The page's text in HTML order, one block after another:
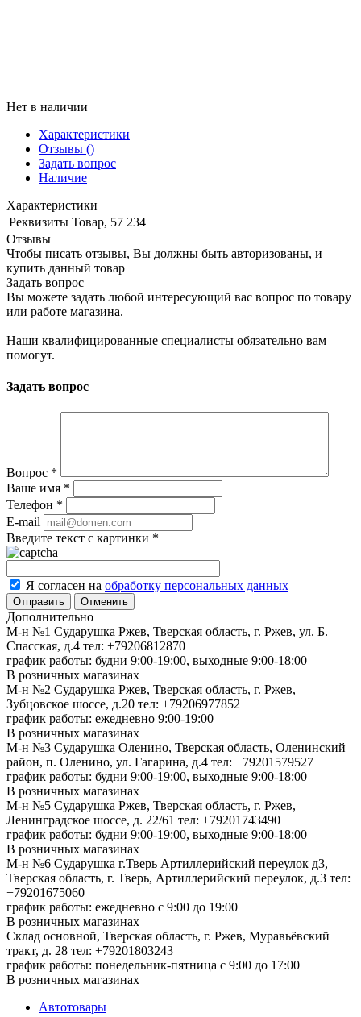
Нет в наличии
Характеристики
Отзывы ()
Задать вопрос
Наличие
Характеристики
Реквизиты Товар, 57 234
Отзывы
Чтобы писать отзывы, Вы должны быть авторизованы, и
купить данный товар
Задать вопрос
Вы можете задать любой интересующий вас вопрос по товару
или работе магазина.
Наши квалифицированные специалисты обязательно вам
помогут.
Задать вопрос
Вопрос *
Ваше имя *
Телефон *
E-mail
Введите текст с картинки *
Я согласен на обработку персональных данных
Отменить
Дополнительно
М-н №1 Сударушка Ржев, Тверская область, г. Ржев, ул. Б.
Спасская, д.4 тел: +79206812870
график работы: будни 9:00-19:00, выходные 9:00-18:00
В розничных магазинах
М-н №2 Cударушка Ржев, Тверская область, г. Ржев,
Зубцовское шоссе, д.20 тел: +79206977852
график работы: ежедневно 9:00-19:00
В розничных магазинах
М-н №3 Сударушка Оленино, Тверская область, Оленинский
район, п. Оленино, ул. Гагарина, д.4 тел: +79201579527
график работы: будни 9:00-19:00, выходные 9:00-18:00
В розничных магазинах
М-н №5 Сударушка Ржев, Тверская область, г. Ржев,
Ленинградское шоссе, д. 22/61 тел: +79201743490
график работы: будни 9:00-19:00, выходные 9:00-18:00
В розничных магазинах
М-н №6 Сударушка г.Тверь Артиллерийский переулок д3,
Тверская область, г. Тверь, Артиллерийский переулок, д.3 тел:
+79201675060
график работы: ежедневно с 9:00 до 19:00
В розничных магазинах
Склад основной, Тверская область, г. Ржев, Муравьёвский
тракт, д. 28 тел: +79201803243
график работы: понедельник-пятница с 9:00 до 17:00
В розничных магазинах
Автотовары